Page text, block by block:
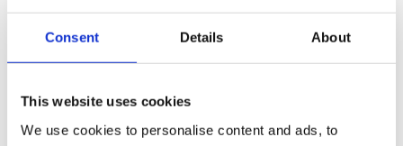
Consent Details About
This website uses cookies
We use cookies to personalise content and ads, to
cuente
nuestra CEP, convirtiendo cada interacción
en crecimiento cuantificable.